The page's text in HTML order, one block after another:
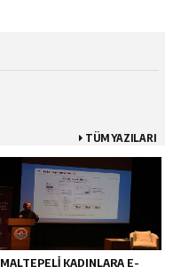
TÜM YAZILARI
MALTEPELI KADINLARA E-